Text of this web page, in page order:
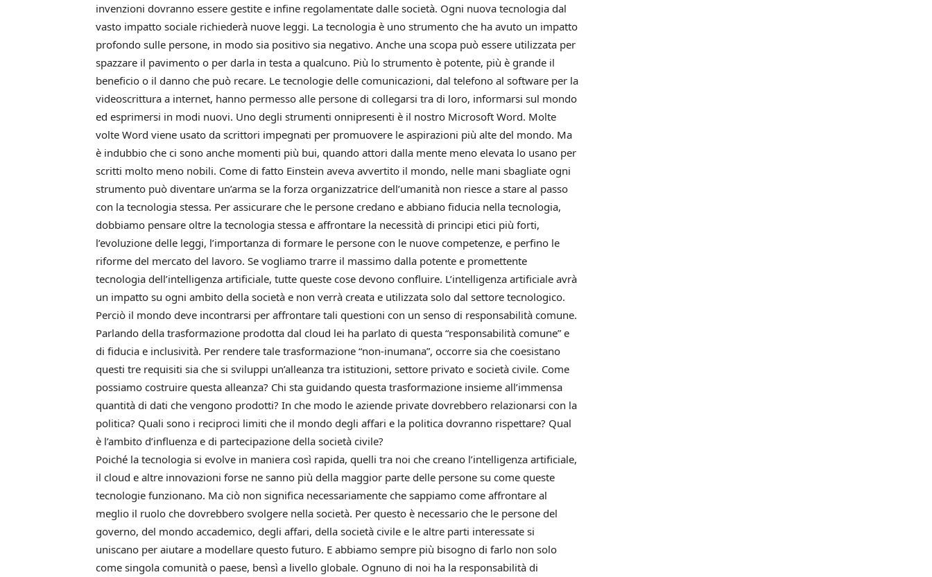
invenzioni dovranno essere gestite e infine regolamentate dalle società. Ogni nuova tecnologia dal
vasto impatto sociale richiederà nuove leggi. La tecnologia è uno strumento che ha avuto un impatto
profondo sulle persone, in modo sia positivo sia negativo. Anche una scopa può essere utilizzata per
spazzare il pavimento o per darla in testa a qualcuno. Più lo strumento è potente, più è grande il
beneficio o il danno che può recare. Le tecnologie delle comunicazioni, dal telefono al software per la
videoscrittura a internet, hanno permesso alle persone di collegarsi tra di loro, informarsi sul mondo
ed esprimersi in modi nuovi. Uno degli strumenti onnipresenti è il nostro Microsoft Word. Molte
volte Word viene usato da scrittori impegnati per promuovere le aspirazioni più alte del mondo. Ma
è indubbio che ci sono anche momenti più bui, quando attori dalla mente meno elevata lo usano per
scritti molto meno nobili. Come di fatto Einstein aveva avvertito il mondo, nelle mani sbagliate ogni
strumento può diventare un’arma se la forza organizzatrice dell’umanità non riesce a stare al passo
con la tecnologia stessa. Per assicurare che le persone credano e abbiano fiducia nella tecnologia,
dobbiamo pensare oltre la tecnologia stessa e affrontare la necessità di principi etici più forti,
l’evoluzione delle leggi, l’importanza di formare le persone con le nuove competenze, e perfino le
riforme del mercato del lavoro. Se vogliamo trarre il massimo dalla potente e promettente
tecnologia dell’intelligenza artificiale, tutte queste cose devono confluire. L’intelligenza artificiale avrà
un impatto su ogni ambito della società e non verrà creata e utilizzata solo dal settore tecnologico.
Perciò il mondo deve incontrarsi per affrontare tali questioni con un senso di responsabilità comune.
Parlando della trasformazione prodotta dal cloud lei ha parlato di questa “responsabilità comune” e
di fiducia e inclusività. Per rendere tale trasformazione “non-inumana”, occorre sia che coesistano
questi tre requisiti sia che si sviluppi un’alleanza tra istituzioni, settore privato e società civile. Come
possiamo costruire questa alleanza? Chi sta guidando questa trasformazione insieme all’immensa
quantità di dati che vengono prodotti? In che modo le aziende private dovrebbero relazionarsi con la
politica? Quali sono i reciproci limiti che il mondo degli affari e la politica dovranno rispettare? Qual
è l’ambito d’influenza e di partecipazione della società civile?
Poiché la tecnologia si evolve in maniera così rapida, quelli tra noi che creano l’intelligenza artificiale,
il cloud e altre innovazioni forse ne sanno più della maggior parte delle persone su come queste
tecnologie funzionano. Ma ciò non significa necessariamente che sappiamo come affrontare al
meglio il ruolo che dovrebbero svolgere nella società. Per questo è necessario che le persone del
governo, del mondo accademico, degli affari, della società civile e le altre parti interessate si
uniscano per aiutare a modellare questo futuro. E abbiamo sempre più bisogno di farlo non solo
come singola comunità o paese, bensì a livello globale. Ognuno di noi ha la responsabilità di